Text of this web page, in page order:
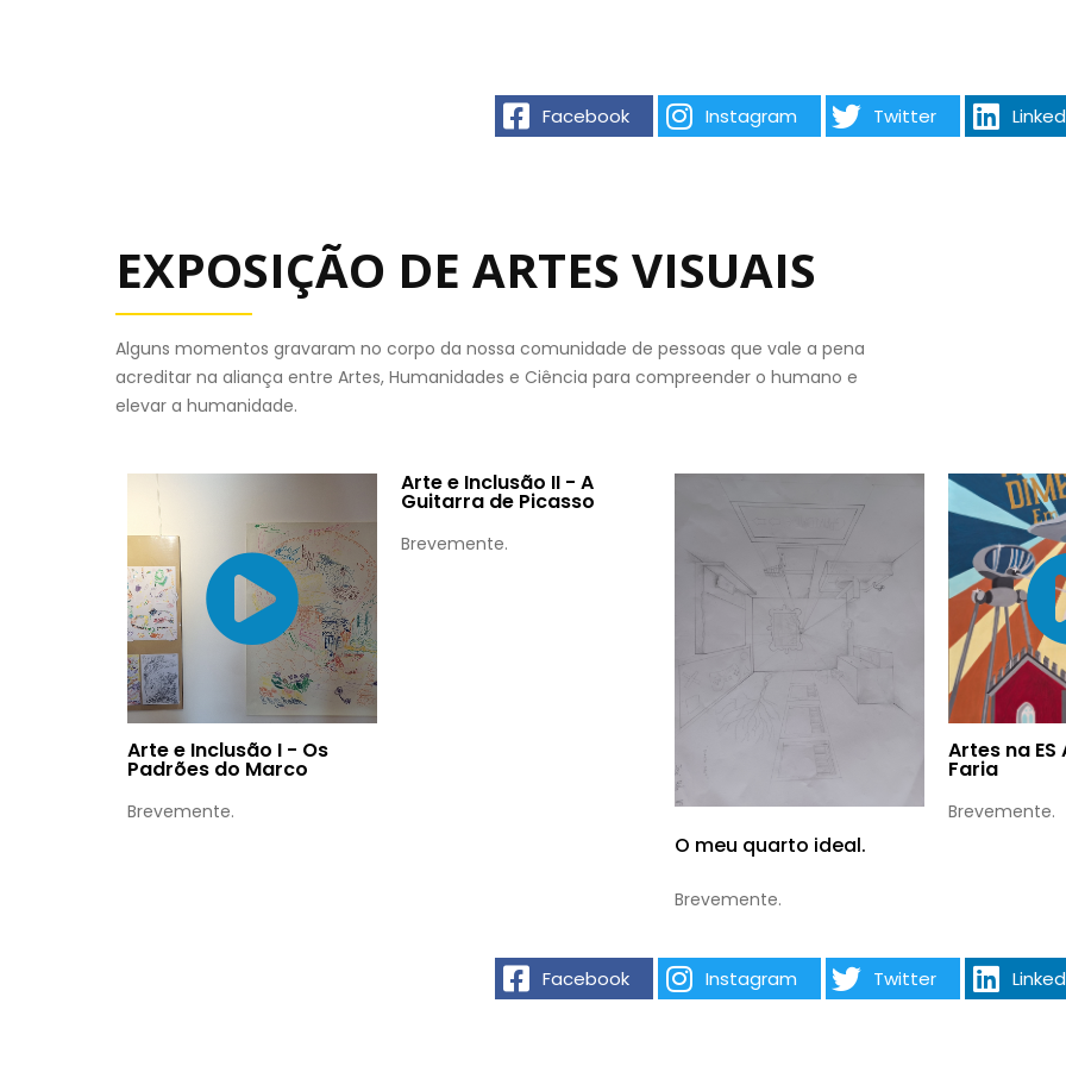
Facebook Instagram Twitter
EXPOSIÇÃO DE ARTES VISUAIS
Alguns momentos gravaram no corpo da nossa comunidade de pessoas que vale a pena
acreditar na aliança entre Artes, Humanidades e Ciência para compreender o humano e
elevar a humanidade.
Arte e Inclusão I - Os
Padrões do Marco
Brevemente.
Arte e Inclusão II - A
Guitarra de Picasso
Brevemente.
O meu quarto ideal.
Brevemente.
Artes na
Faria
Brevemente.
Facebook Instagram Twitter